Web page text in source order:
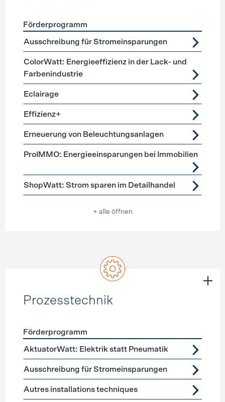
Förderprogramme Beleuchtung
Förderprogramm
Ausschreibung für Stromeinsparungen
ColorWatt: Energieeffizienz in der Lack- und
Farbenindustrie
Eclairage
Effizienz+
Erneuerung von Beleuchtungsanlagen
ProIMMO: Energieeinsparungen bei Immobilien
ShopWatt: Strom sparen im Detailhandel
+ alle öffnen
Prozesstechnik
Förderprogramme Prozesstechnik
Förderprogramm
AktuatorWatt: Elektrik statt Pneumatik
Ausschreibung für Stromeinsparungen
Autres installations techniques